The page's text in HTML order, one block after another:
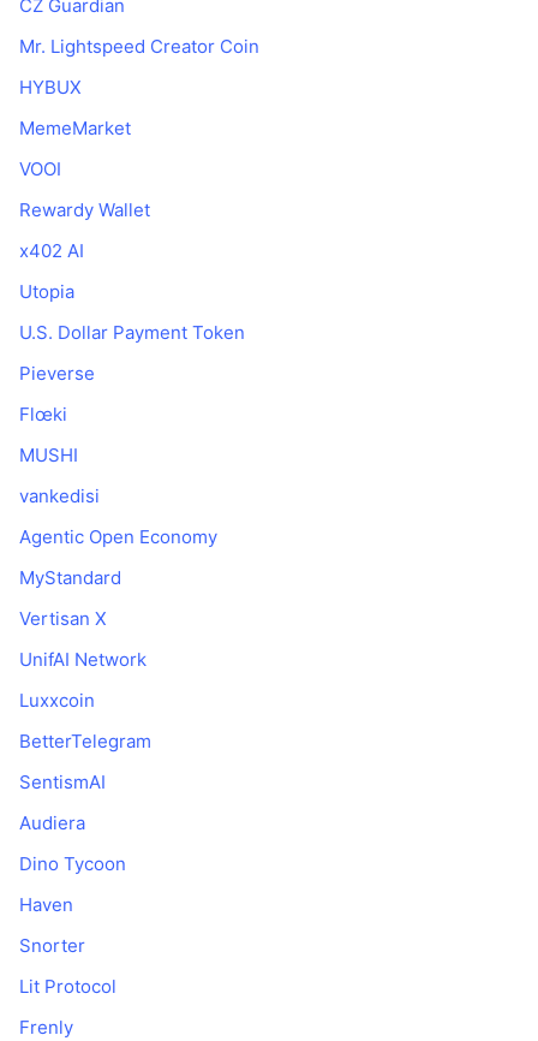
CZ Guardian
Mr. Lightspeed Creator Coin
HYBUX
MemeMarket
VOOI
Rewardy Wallet
x402 AI
Utopia
U.S. Dollar Payment Token
Pieverse
Flœki
MUSHI
vankedisi
Agentic Open Economy
MyStandard
Vertisan X
UnifAI Network
Luxxcoin
BetterTelegram
SentismAI
Audiera
Dino Tycoon
Haven
Snorter
Lit Protocol
Frenly